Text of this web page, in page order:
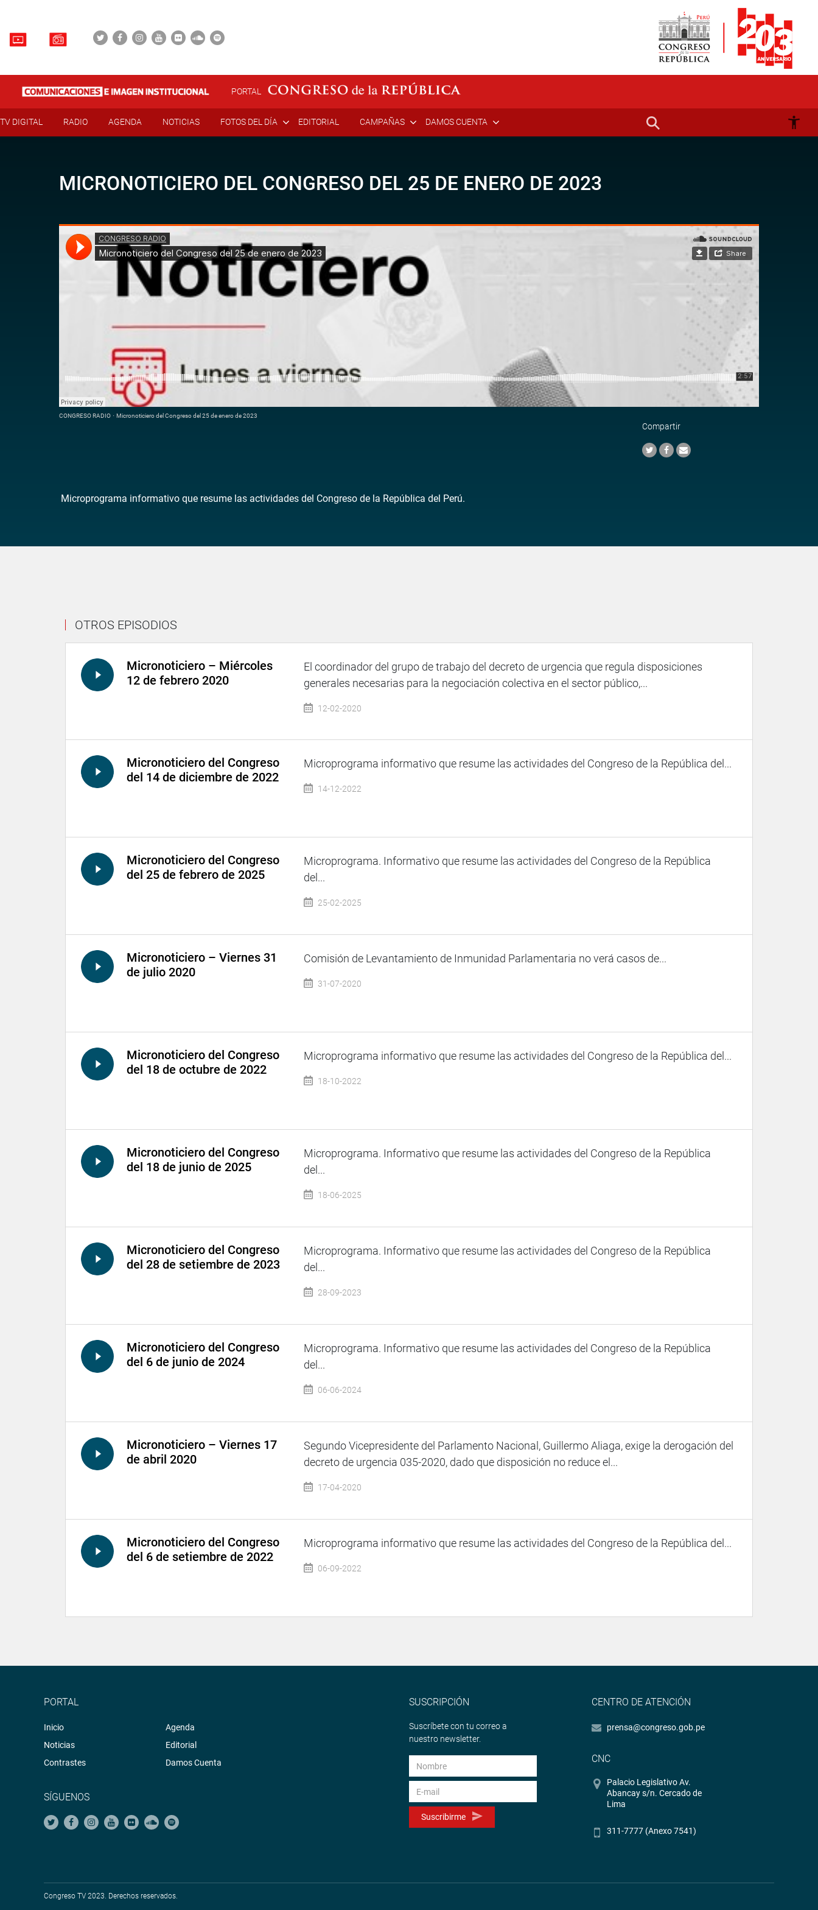
PORTAL
TV DIGITAL RADIO AGENDA NOTICIAS FOTOS DEL DÍA EDITORIAL CAMPAÑAS DAMOS CUENTA
MICRONOTICIERO DEL CONGRESO DEL 25 DE ENERO DE 2023
CONGRESO RADIO · Micronoticiero del Congreso del 25 de enero de 2023
Compartir
Microprograma informativo que resume las actividades del Congreso de la República del Perú.
OTROS EPISODIOS
Micronoticiero – Miércoles
12 de febrero 2020
El coordinador del grupo de trabajo del decreto de urgencia que regula disposiciones
generales necesarias para la negociación colectiva en el sector público,...
12-02-2020
Micronoticiero del Congreso
del 14 de diciembre de 2022
Microprograma informativo que resume las actividades del Congreso de la República del...
14-12-2022
Micronoticiero del Congreso
del 25 de febrero de 2025
Microprograma. Informativo que resume las actividades del Congreso de la República
del...
25-02-2025
Micronoticiero – Viernes 31
de julio 2020
Comisión de Levantamiento de Inmunidad Parlamentaria no verá casos de...
31-07-2020
Micronoticiero del Congreso
del 18 de octubre de 2022
Microprograma informativo que resume las actividades del Congreso de la República del...
18-10-2022
Micronoticiero del Congreso
del 18 de junio de 2025
Microprograma. Informativo que resume las actividades del Congreso de la República
del...
18-06-2025
Micronoticiero del Congreso
del 28 de setiembre de 2023
Microprograma. Informativo que resume las actividades del Congreso de la República
del...
28-09-2023
Micronoticiero del Congreso
del 6 de junio de 2024
Microprograma. Informativo que resume las actividades del Congreso de la República
del...
06-06-2024
Micronoticiero – Viernes 17
de abril 2020
Segundo Vicepresidente del Parlamento Nacional, Guillermo Aliaga, exige la derogación del
decreto de urgencia 035-2020, dado que disposición no reduce el...
17-04-2020
Micronoticiero del Congreso
del 6 de setiembre de 2022
Microprograma informativo que resume las actividades del Congreso de la República del...
06-09-2022
PORTAL
Inicio
Noticias
Contrastes
Agenda
Editorial
Damos Cuenta
SÍGUENOS
SUSCRIPCIÓN
Suscríbete con tu correo a
nuestro newsletter.
Suscribirme
CENTRO DE ATENCIÓN
prensa@congreso.gob.pe
CNC
Palacio Legislativo Av.
Abancay s/n. Cercado de
Lima
311-7777 (Anexo 7541)
Congreso TV 2023. Derechos reservados.